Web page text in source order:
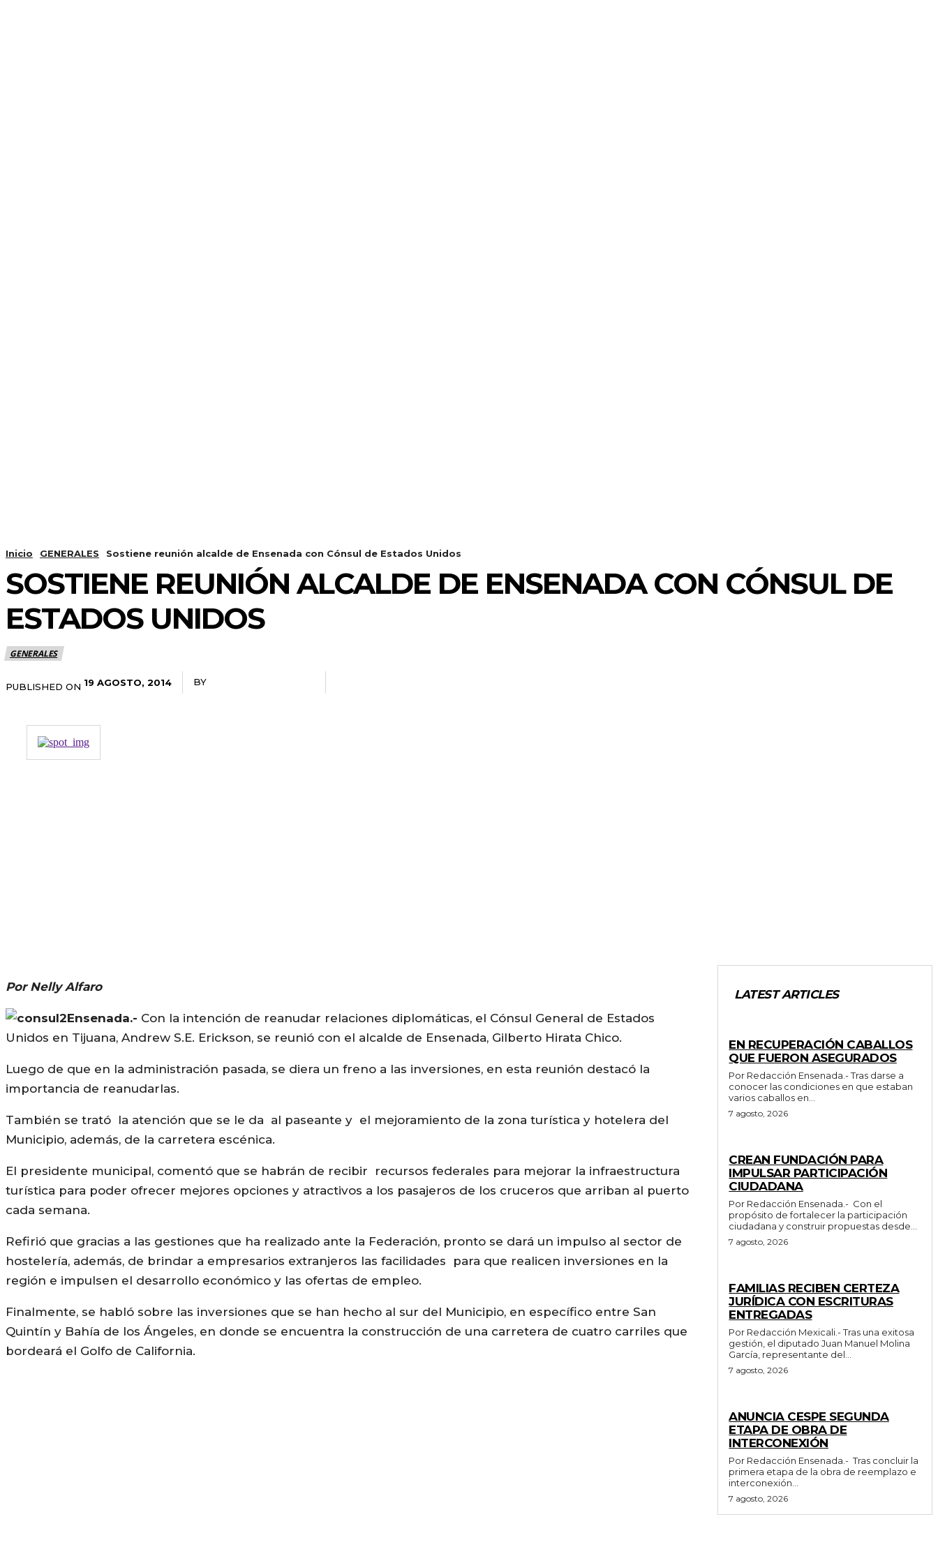
Inicio GENERALES Sostiene reunión alcalde de Ensenada con Cónsul de Estados Unidos
SOSTIENE REUNIÓN ALCALDE DE ENSENADA CON CÓNSUL DE
ESTADOS UNIDOS
GENERALES
PUBLISHED ON 19 AGOSTO, 2014 BY
Por Nelly Alfaro
Ensenada.- Con la intención de reanudar relaciones diplomáticas, el Cónsul General de Estados
Unidos en Tijuana, Andrew S.E. Erickson, se reunió con el alcalde de Ensenada, Gilberto Hirata Chico.
Luego de que en la administración pasada, se diera un freno a las inversiones, en esta reunión destacó la
importancia de reanudarlas.
También se trató la atención que se le da al paseante y el mejoramiento de la zona turística y hotelera del
Municipio, además, de la carretera escénica.
El presidente municipal, comentó que se habrán de recibir recursos federales para mejorar la infraestructura
turística para poder ofrecer mejores opciones y atractivos a los pasajeros de los cruceros que arriban al puerto
cada semana.
Refirió que gracias a las gestiones que ha realizado ante la Federación, pronto se dará un impulso al sector de
hostelería, además, de brindar a empresarios extranjeros las facilidades para que realicen inversiones en la
región e impulsen el desarrollo económico y las ofertas de empleo.
Finalmente, se habló sobre las inversiones que se han hecho al sur del Municipio, en específico entre San
Quintín y Bahía de los Ángeles, en donde se encuentra la construcción de una carretera de cuatro carriles que
bordeará el Golfo de California.
LATEST ARTICLES
EN RECUPERACIÓN CABALLOS
QUE FUERON ASEGURADOS
Por Redacción Ensenada.- Tras darse a
conocer las condiciones en que estaban
varios caballos en...
7 agosto, 2026
CREAN FUNDACIÓN PARA
IMPULSAR PARTICIPACIÓN
CIUDADANA
Por Redacción Ensenada.- Con el
propósito de fortalecer la participación
ciudadana y construir propuestas desde...
7 agosto, 2026
FAMILIAS RECIBEN CERTEZA
JURÍDICA CON ESCRITURAS
ENTREGADAS
Por Redacción Mexicali.- Tras una exitosa
gestión, el diputado Juan Manuel Molina
García, representante del...
7 agosto, 2026
ANUNCIA CESPE SEGUNDA
ETAPA DE OBRA DE
INTERCONEXIÓN
Por Redacción Ensenada.- Tras concluir la
primera etapa de la obra de reemplazo e
interconexión...
7 agosto, 2026